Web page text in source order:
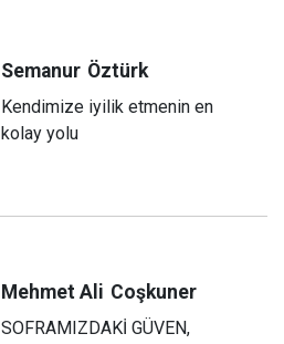
Semanur Öztürk
Kendimize iyilik etmenin en
kolay yolu
Mehmet Ali Coşkuner
SOFRAMIZDAKİ GÜVEN,